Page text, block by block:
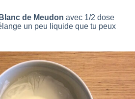
Blanc de Meudon avec 1/2 dose
un peu liquide que tu peux